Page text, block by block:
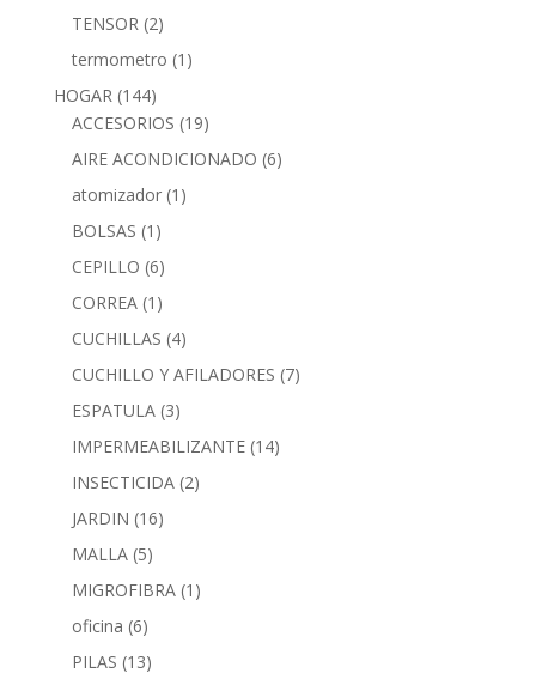
TENSOR (2)
termometro (1)
HOGAR (144)
ACCESORIOS (19)
AIRE ACONDICIONADO (6)
atomizador (1)
BOLSAS (1)
CEPILLO (6)
CORREA (1)
CUCHILLAS (4)
CUCHILLO Y AFILADORES (7)
ESPATULA (3)
IMPERMEABILIZANTE (14)
INSECTICIDA (2)
JARDIN (16)
MALLA (5)
MIGROFIBRA (1)
oficina (6)
PILAS (13)